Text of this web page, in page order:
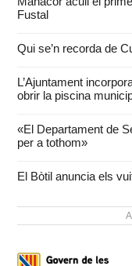
Fustal
Qui se’n recorda de
L’Ajuntament
obrir la piscina
«El Departament de
per a tothom»
El Bòtil anuncia els